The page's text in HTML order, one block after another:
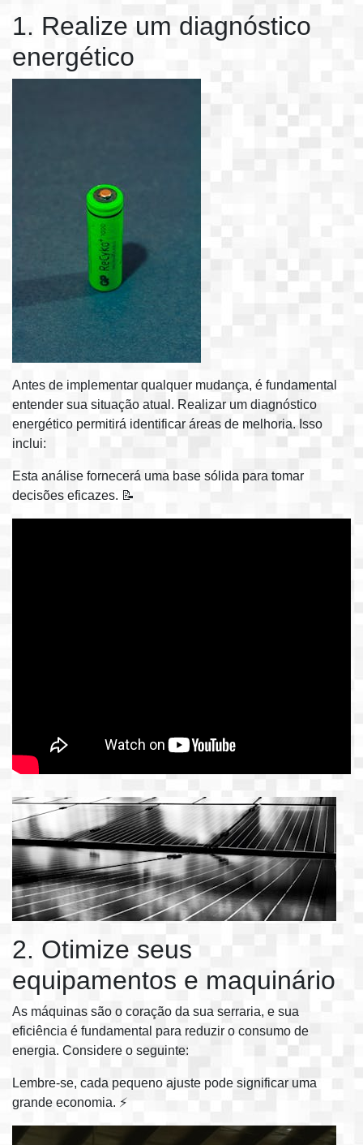
1. Realize um diagnóstico
energético
Antes de implementar qualquer mudança, é fundamental
entender sua situação atual. Realizar um diagnóstico
energético permitirá identificar áreas de melhoria. Isso
inclui:
Esta análise fornecerá uma base sólida para tomar
decisões eficazes. 📝
2. Otimize seus
equipamentos e maquinário
As máquinas são o coração da sua serraria, e sua
eficiência é fundamental para reduzir o consumo de
energia. Considere o seguinte:
Lembre-se, cada pequeno ajuste pode significar uma
grande economia. ⚡️